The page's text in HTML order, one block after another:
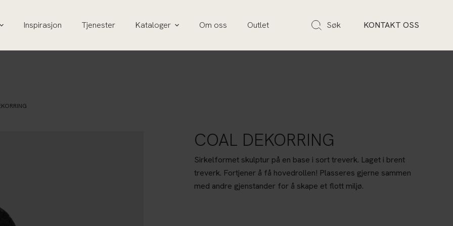
Inspirasjon Tjenester Kataloger Om oss Outlet Søk KONTAKT OSS
COAL DEKORRING
Sirkelformet skulptur på en base i sort treverk. Laget i brent
treverk. Fortjener å få hovedrollen! Plasseres gjerne sammen
med andre gjenstander for å skape et flott miljø.